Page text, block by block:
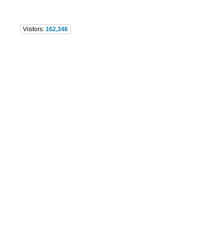
Visitors: 162,346